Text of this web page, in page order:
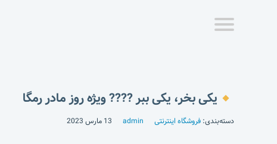
یکی بخر، یکی ببر ???? ویژه روز مادر رمگا
دسته‌بندی: فروشگاه اینترنتی admin 13 مارس 2023